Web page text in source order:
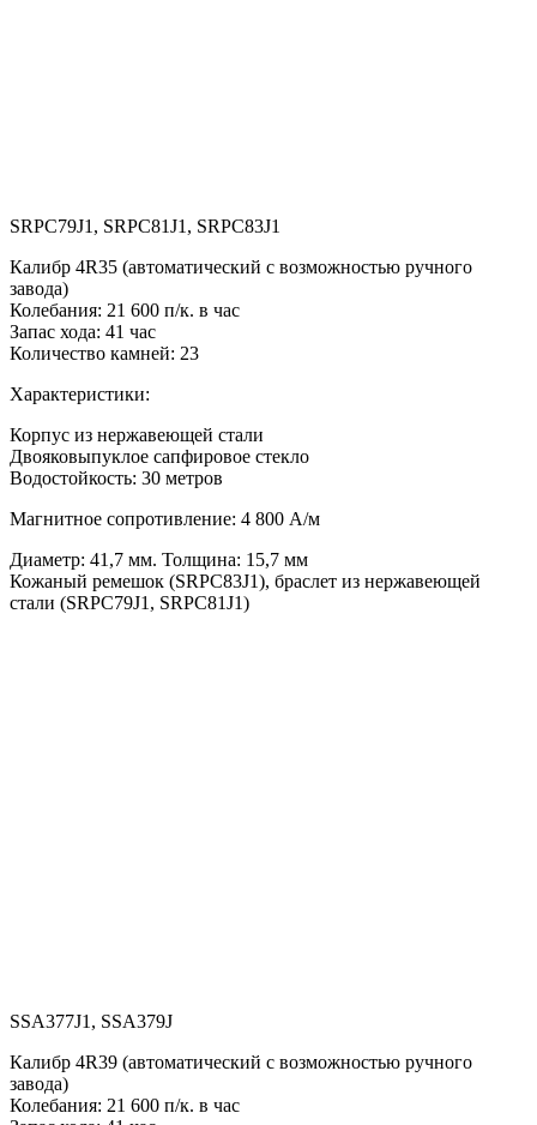
SRPC79J1, SRPC81J1, SRPC83J1
Калибр 4R35 (автоматический с возможностью ручного
завода)
Колебания: 21 600 п/к. в час
Запас хода: 41 час
Количество камней: 23
Характеристики:
Корпус из нержавеющей стали
Двояковыпуклое сапфировое стекло
Водостойкость: 30 метров
Магнитное сопротивление: 4 800 A/м
Диаметр: 41,7 мм. Толщина: 15,7 мм
Кожаный ремешок (SRPC83J1), браслет из нержавеющей
стали (SRPC79J1, SRPC81J1)
SSA377J1, SSA379J
Калибр 4R39 (автоматический с возможностью ручного
завода)
Колебания: 21 600 п/к. в час